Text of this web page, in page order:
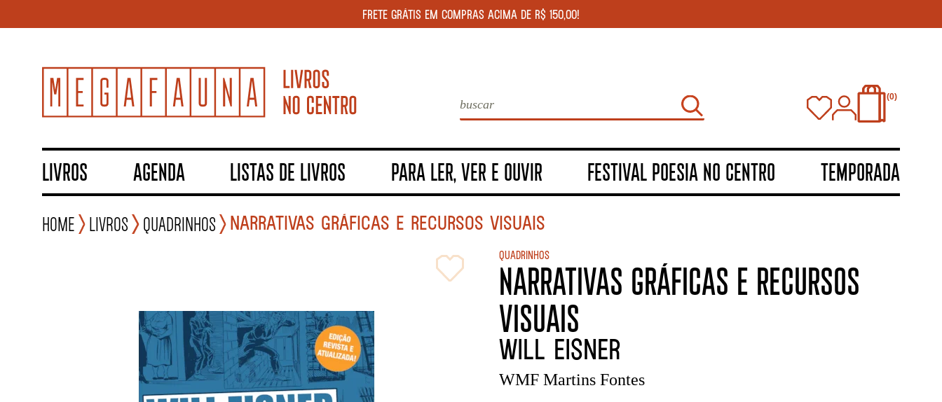
FRETE GRÁTIS EM COMPRAS ACIMA DE R$ 150,00!
0
LIVROS AGENDA LISTAS DE LIVROS PARA LER, VER E OUVIR FESTIVAL POESIA NO CENTRO TEMPORADA
Home Livros Quadrinhos NARRATIVAS GRÁFICAS E RECURSOS VISUAIS
Quadrinhos
NARRATIVAS GRÁFICAS E RECURSOS
VISUAIS
Will Eisner
WMF Martins Fontes